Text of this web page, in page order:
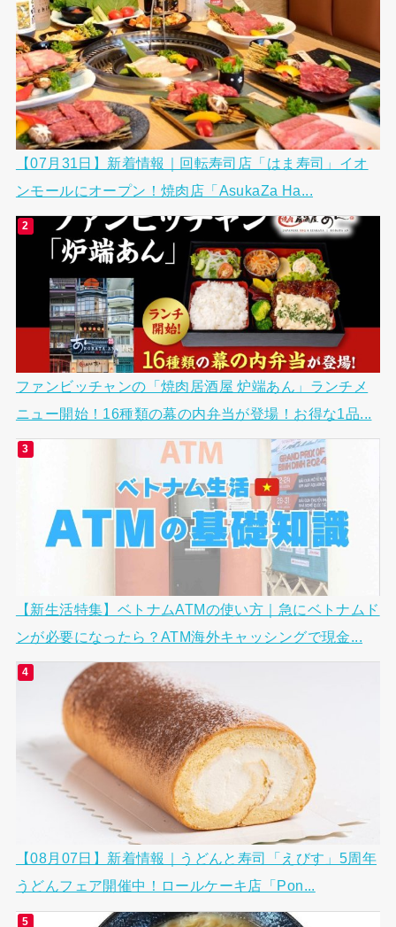
【07月31日】新着情報｜回転寿司店「はま寿司」イオ
ンモールにオープン！焼肉店「AsukaZa Ha...
ファンビッチャンの「焼肉居酒屋 炉端あん」ランチメ
ニュー開始！16種類の幕の内弁当が登場！お得な1品...
【新生活特集】ベトナムATMの使い方｜急にベトナムド
ンが必要になったら？ATM海外キャッシングで現金...
【08月07日】新着情報｜うどんと寿司「えびす」5周年
うどんフェア開催中！ロールケーキ店「Pon...